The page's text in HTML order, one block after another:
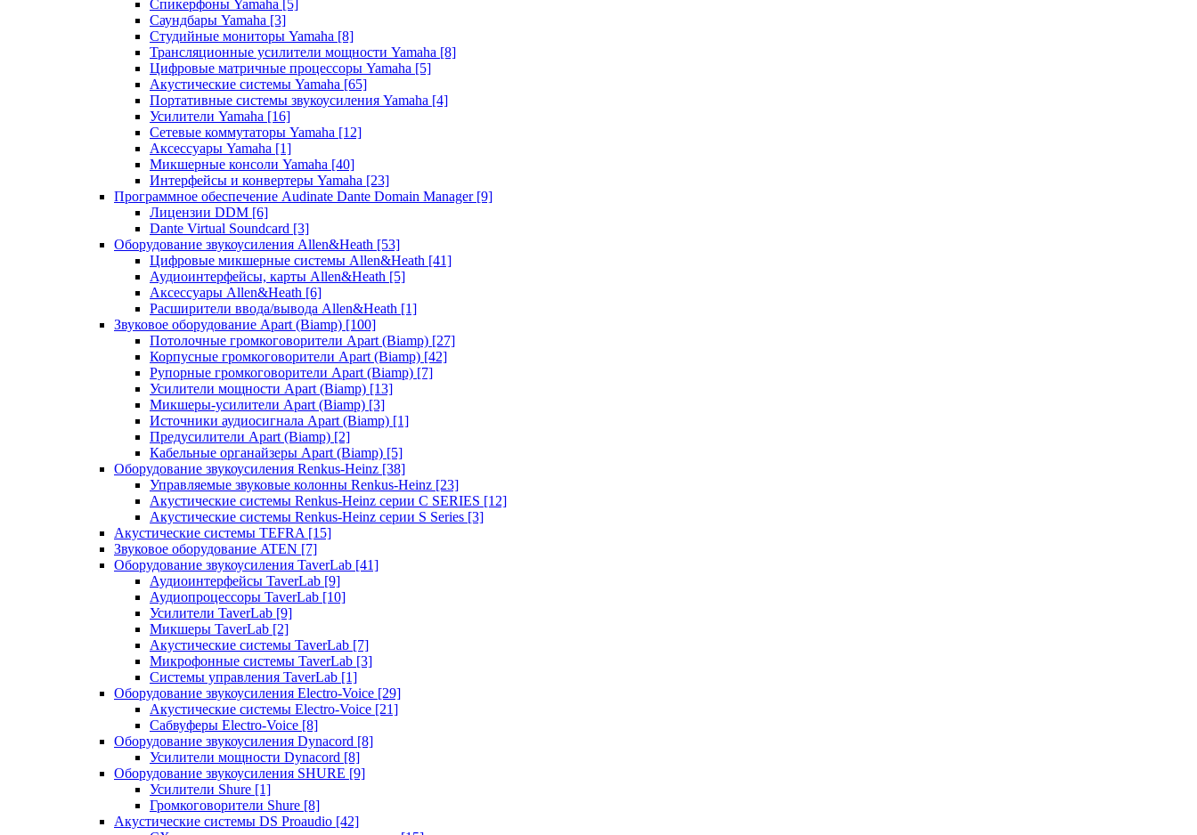
Спикерфоны Yamaha [5]
Саундбары Yamaha [3]
Студийные мониторы Yamaha [8]
Трансляционные усилители мощности Yamaha [8]
Цифровые матричные процессоры Yamaha [5]
Акустические системы Yamaha [65]
Портативные системы звукоусиления Yamaha [4]
Усилители Yamaha [16]
Сетевые коммутаторы Yamaha [12]
Аксессуары Yamaha [1]
Микшерные консоли Yamaha [40]
Интерфейсы и конвертеры Yamaha [23]
Программное обеспечение Audinate Dante Domain Manager [9]
Лицензии DDM [6]
Dante Virtual Soundcard [3]
Оборудование звукоусиления Allen&Heath [53]
Цифровые микшерные системы Allen&Heath [41]
Аудиоинтерфейсы, карты Allen&Heath [5]
Аксессуары Allen&Heath [6]
Расширители ввода/вывода Allen&Heath [1]
Звуковое оборудование Apart (Biamp) [100]
Потолочные громкоговорители Apart (Biamp) [27]
Корпусные громкоговорители Apart (Biamp) [42]
Рупорные громкоговорители Apart (Biamp) [7]
Усилители мощности Apart (Biamp) [13]
Микшеры-усилители Apart (Biamp) [3]
Источники аудиосигнала Apart (Biamp) [1]
Предусилители Apart (Biamp) [2]
Кабельные органайзеры Apart (Biamp) [5]
Оборудование звукоусиления Renkus-Heinz [38]
Управляемые звуковые колонны Renkus-Heinz [23]
Акустические системы Renkus-Heinz серии C SERIES [12]
Акустические системы Renkus-Heinz серии S Series [3]
Акустические системы TEFRA [15]
Звуковое оборудование ATEN [7]
Оборудование звукоусиления TaverLab [41]
Аудиоинтерфейсы TaverLab [9]
Аудиопроцессоры TaverLab [10]
Усилители TaverLab [9]
Микшеры TaverLab [2]
Акустические системы TaverLab [7]
Микрофонные системы TaverLab [3]
Системы управления TaverLab [1]
Оборудование звукоусиления Electro-Voice [29]
Акустические системы Electro-Voice [21]
Сабвуферы Electro-Voice [8]
Оборудование звукоусиления Dynacord [8]
Усилители мощности Dynacord [8]
Оборудование звукоусиления SHURE [9]
Усилители Shure [1]
Громкоговорители Shure [8]
Акустические системы DS Proaudio [42]